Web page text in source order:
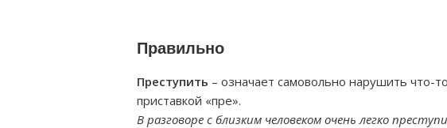
Правильно
Преступить – означает самовольно нарушить что-
приставкой «пре».
В разговоре с близким человеком очень легко